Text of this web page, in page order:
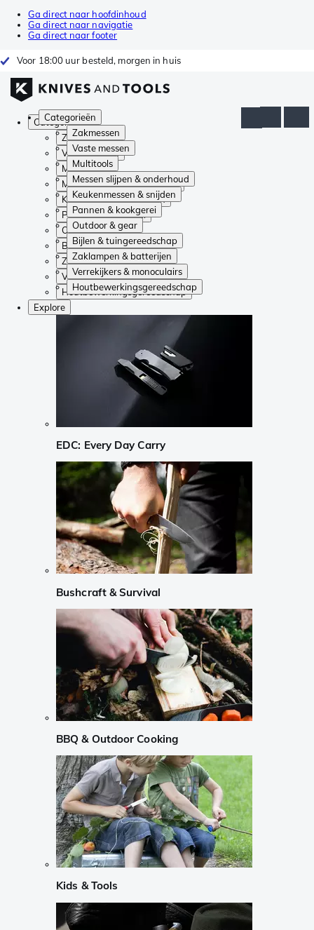
Ga direct naar hoofdinhoud
Ga direct naar navigatie
Ga direct naar footer
Voor 18:00 uur besteld, morgen in huis
Categorieën
Zakmessen
Vaste messen
Multitools
Messen slijpen & onderhoud
Keukenmessen & snijden
Pannen & kookgerei
Outdoor & gear
Bijlen & tuingereedschap
Zaklampen & batterijen
Verrekijkers & monoculairs
Houtbewerkingsgereedschap
Categorieën
Zakmessen
Vaste messen
Multitools
Messen slijpen & onderhoud
Keukenmessen & snijden
Pannen & kookgerei
Outdoor & gear
Bijlen & tuingereedschap
Zaklampen & batterijen
Verrekijkers & monoculairs
Houtbewerkingsgereedschap
Explore
EDC: Every Day Carry
Bushcraft & Survival
BBQ & Outdoor Cooking
Kids & Tools